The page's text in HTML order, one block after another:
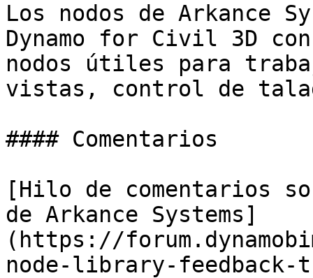
Los nodos de Arkance
Dynamo for Civil 3D
nodos útiles para
vistas, control de
#### Comentarios
[Hilo de comentarios
de Arkance Systems]
(https://
node-library-feedback-